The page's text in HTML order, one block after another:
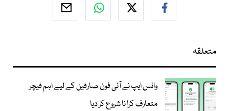
متعلقہ
واٹس ایپ نے آئی فون صارفین کے لیے اہم فیچر
متعارف کرا نا شروع کر دیا